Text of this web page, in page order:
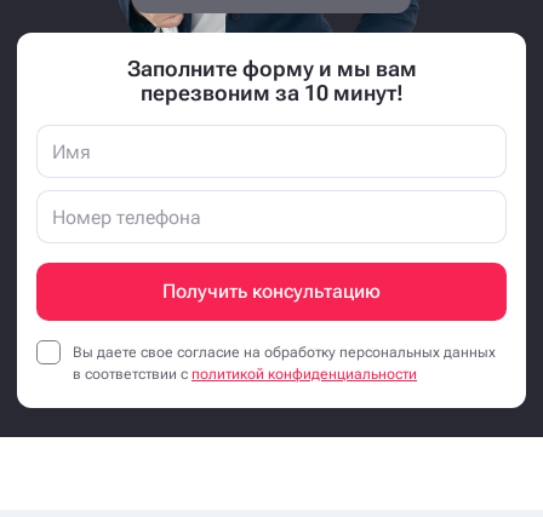
Заполните форму и мы вам
перезвоним за 10 минут!
Получить консультацию
Вы даете свое согласие на обработку персональных данных
в соответствии с политикой конфиденциальности